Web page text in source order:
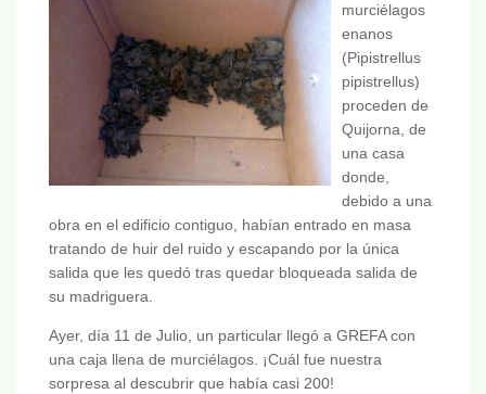
murciélagos
enanos
(Pipistrellus
pipistrellus)
proceden de
Quijorna, de
una casa
donde,
debido a una
obra en el edificio contiguo, habían entrado en masa
tratando de huir del ruido y escapando por la única
salida que les quedó tras quedar bloqueada salida de
su madriguera.
Ayer, día 11 de Julio, un particular llegó a GREFA con
una caja llena de murciélagos. ¡Cuál fue nuestra
sorpresa al descubrir que había casi 200!